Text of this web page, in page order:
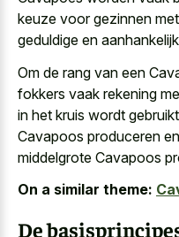
keuze voor gezinnen
geduldige en
Om de rang van een
fokkers vaak rekening
in het kruis wordt
Cavapoos produceren
middelgrote Cavapoos
On a similar theme:
De